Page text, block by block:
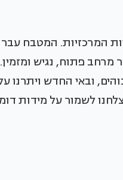
המרכזיות. המטבח
פתוח, נגיש
ובאי החדש ויתרנו
לשמור על מידות